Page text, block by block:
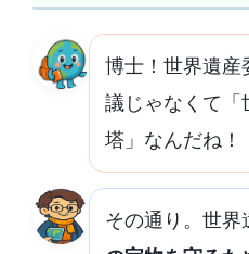
博士！世界遺産
議じゃなくて「
塔」なんだね！
その通り。世界